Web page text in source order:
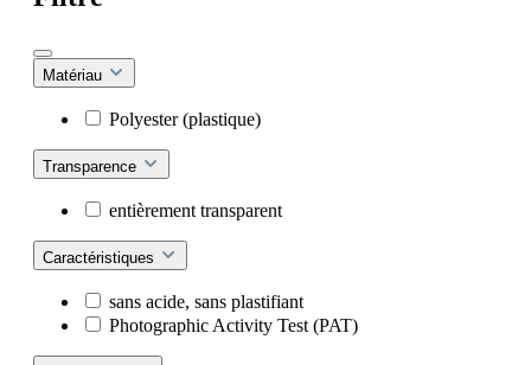
Matériau
Polyester (plastique)
Transparence
entièrement transparent
Caractéristiques
sans acide, sans plastifiant
Photographic Activity Test (PAT)